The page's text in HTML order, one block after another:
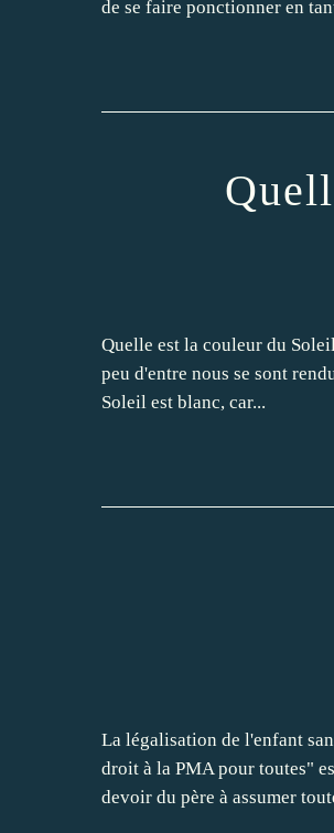
de se faire ponctionner en
Quelle est la couleur du
peu d'entre nous se sont
Soleil est blanc, car...
La légalisation de l'enfant
droit à la PMA pour toutes"
devoir du père à assumer